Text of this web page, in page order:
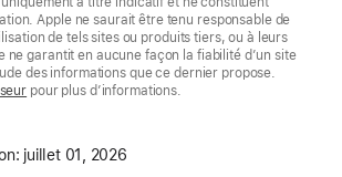
Apple ne saurait être tenu responsable de
de tels sites ou produits tiers, ou à leurs
ne garantit en aucune façon la fiabilité d’un site
des informations que ce dernier propose.
pour plus d’informations.
juillet 01, 2026